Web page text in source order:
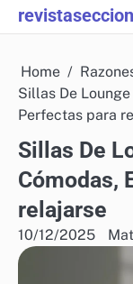
Skip
to
Home
Sillas De
Perfectas para
Sillas De
Cómodas,
relajarse
10/12/2025